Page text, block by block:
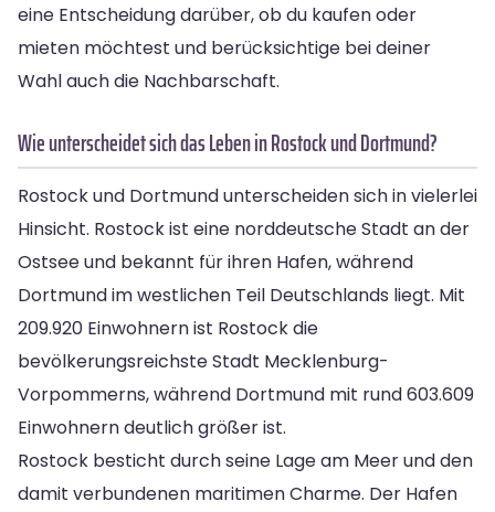
eine Entscheidung darüber, ob du kaufen oder
mieten möchtest und berücksichtige bei deiner
Wahl auch die Nachbarschaft.
Wie unterscheidet sich das Leben in Rostock und Dortmund?
Rostock und Dortmund unterscheiden sich in vielerlei
Hinsicht. Rostock ist eine norddeutsche Stadt an der
Ostsee und bekannt für ihren Hafen, während
Dortmund im westlichen Teil Deutschlands liegt. Mit
209.920 Einwohnern ist Rostock die
bevölkerungsreichste Stadt Mecklenburg-
Vorpommerns, während Dortmund mit rund 603.609
Einwohnern deutlich größer ist.
Rostock besticht durch seine Lage am Meer und den
damit verbundenen maritimen Charme. Der Hafen